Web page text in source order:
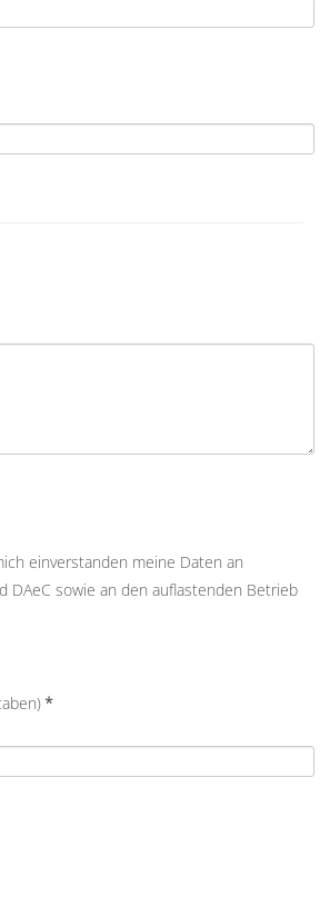
einverstanden meine Daten an
DAeC sowie an den auflastenden Betrieb
*